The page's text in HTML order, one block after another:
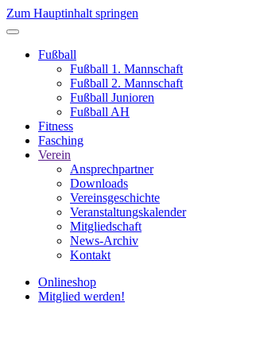
Zum Hauptinhalt springen
Fußball
Fußball 1. Mannschaft
Fußball 2. Mannschaft
Fußball Junioren
Fußball AH
Fitness
Fasching
Verein
Ansprechpartner
Downloads
Vereinsgeschichte
Veranstaltungskalender
Mitgliedschaft
News-Archiv
Kontakt
Onlineshop
Mitglied werden!